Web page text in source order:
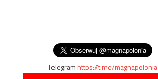
Telegramhttps://t.me/magnapolonia